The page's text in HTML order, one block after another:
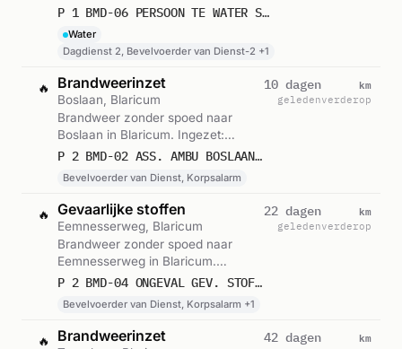
Dagdienst 2, Bevelvoerder van
18:35.
P 1 BMD-06 PERSOON TE WATER STICHTSEWEG BLARICUM 141731
Water
Dagdienst 2, Bevelvoerder van Dienst-2 +1
🔥 Brandweerinzet
Boslaan, Blaricum
Brandweer zonder spoed naar
Boslaan in Blaricum. Ingezet:
Bevelvoerder van Dienst,
P 2 BMD-02 ASS. AMBU BOSLAAN BLARICUM 141131
Bevelvoerder van Dienst, Korpsalarm
10 dagen
geleden
km
verderop
🔥 Gevaarlijke stoffen
Eemnesserweg, Blaricum
Brandweer zonder spoed naar
Eemnesserweg in Blaricum.
Ingezet: Bevelvoerder van Dienst,
incident met gevaarlijke stoffen.
Gemeld om 19:30.
P 2 BMD-04 ONGEVAL GEV. STOF (GASLEKKAGE) (BUITEN) WOONHUIS EEMNESSERWEG BLARICUM 142091 142331
Bevelvoerder van Dienst, Korpsalarm +1
22 dagen
geleden
km
verderop
🔥 Brandweerinzet 42 dagen km